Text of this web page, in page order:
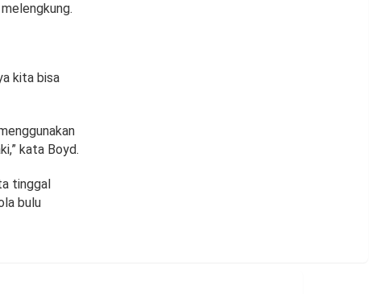
kita bisa
kata Boyd.
tinggal
bulu